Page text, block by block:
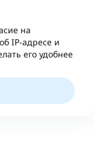
на
IP-адресе и
его удобнее